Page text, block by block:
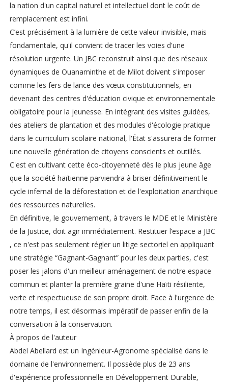
la nation d'un capital naturel et intellectuel dont le coût de
remplacement est infini.
C’est précisément à la lumière de cette valeur invisible, mais
fondamentale, qu'il convient de tracer les voies d'une
résolution urgente. Un JBC reconstruit ainsi que des réseaux
dynamiques de Ouanaminthe et de Milot doivent s'imposer
comme les fers de lance des vœux constitutionnels, en
devenant des centres d'éducation civique et environnementale
obligatoire pour la jeunesse. En intégrant des visites guidées,
des ateliers de plantation et des modules d'écologie pratique
dans le curriculum scolaire national, l'État s'assurera de former
une nouvelle génération de citoyens conscients et outillés.
C'est en cultivant cette éco-citoyenneté dès le plus jeune âge
que la société haïtienne parviendra à briser définitivement le
cycle infernal de la déforestation et de l'exploitation anarchique
des ressources naturelles.
En définitive, le gouvernement, à travers le MDE et le Ministère
de la Justice, doit agir immédiatement. Restituer l’espace a JBC
, ce n'est pas seulement régler un litige sectoriel en appliquant
une stratégie “Gagnant-Gagnant” pour les deux parties, c'est
poser les jalons d'un meilleur aménagement de notre espace
commun et planter la première graine d'une Haïti résiliente,
verte et respectueuse de son propre droit. Face à l'urgence de
notre temps, il est désormais impératif de passer enfin de la
conversation à la conservation.
À propos de l'auteur
Abdel Abellard est un Ingénieur-Agronome spécialisé dans le
domaine de l'environnement. Il possède plus de 23 ans
d'expérience professionnelle en Développement Durable,